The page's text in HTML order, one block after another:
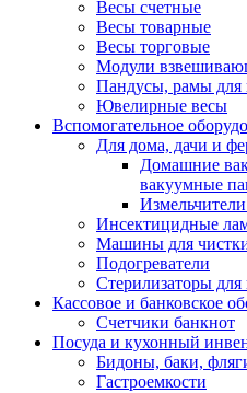
Весы счетные
Весы товарные
Весы торговые
Модули
Пандусы, рамы для
Ювелирные весы
Вспомогательное
Для дома, дачи и
Домашние
вакуумные
Инсектицидные
Машины для
Подогреватели
Стерилизаторы
Кассовое и банковское
Счетчики банкнот
Посуда и кухонный
Бидоны, баки,
Гастроемкости